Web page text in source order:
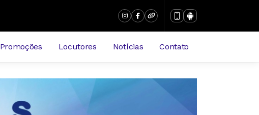
Promoções Locutores Notícias Contato